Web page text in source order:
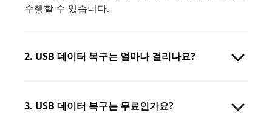
수행할 수 있습니다.
2. USB 데이터 복구는 얼마나 걸리나요?
3. USB 데이터 복구는 무료인가요?